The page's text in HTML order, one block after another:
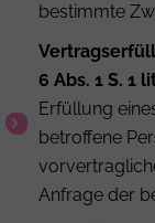
bestimmte
6 Abs. 1 S. 1
Erfüllung
betroffene
Anfrage der